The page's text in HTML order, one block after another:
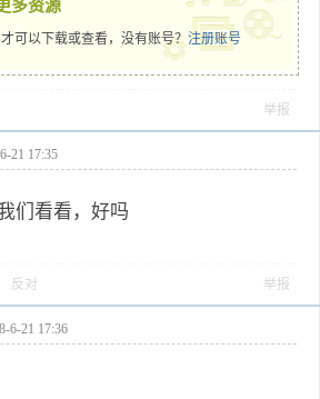
多资源
才可以下载或查看，没有账号？ 注册账号
举报
21 17:35
们看看，好吗
反对 举报
6-21 17:36